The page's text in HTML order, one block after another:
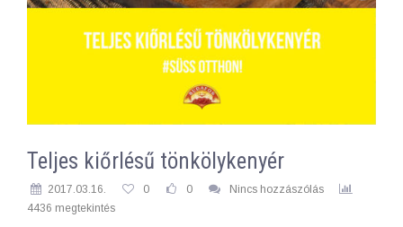
Teljes kiőrlésű tönkölykenyér
2017.03.16. 0 0
Nincs hozzászólás
4436 megtekintés